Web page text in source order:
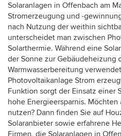
Solaranlagen in Offenbach am
Stromerzeugung und -
nach Nutzung der weithin
unterscheidet man zwischen
Solarthermie. Während eine
der Sonne zur Gebäudeheizung
Warmwasserbereitung
Photovoltaikanlage Strom
Funktion sorgt der Einsatz einer
hohe Energieersparnis.
nutzen? Dann finden Sie auf
Solaranbieter sowie erfahrene